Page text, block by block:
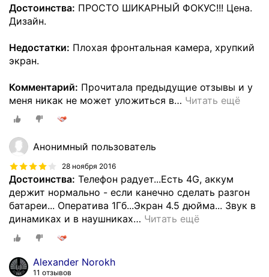
Достоинства: ПРОСТО ШИКАРНЫЙ ФОКУС!!! Цена.
Дизайн.
Недостатки: Плохая фронтальная камера, хрупкий
экран.
Комментарий: Прочитала предыдущие отзывы и у
меня никак не может уложиться в… Читать ещё
Анонимный пользователь
28 ноября 2016
Достоинства: Телефон радует...Есть 4G, аккум
держит нормально - если канечно сделать разгон
батареи... Оператива 1Гб...Экран 4.5 дюйма... Звук в
динамиках и в наушниках… Читать ещё
Alexander Norokh
11 отзывов